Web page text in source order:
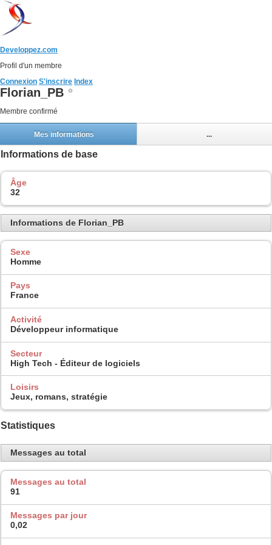
Developpez.com
Profil d'un membre
Connexion S'inscrire Index
Florian_PB
Membre confirmé
Mes informations ...
Informations de base
Âge
32
Informations de Florian_PB
Sexe
Homme
Pays
France
Activité
Développeur informatique
Secteur
High Tech - Éditeur de logiciels
Loisirs
Jeux, romans, stratégie
Statistiques
Messages au total
Messages au total
91
Messages par jour
0,02